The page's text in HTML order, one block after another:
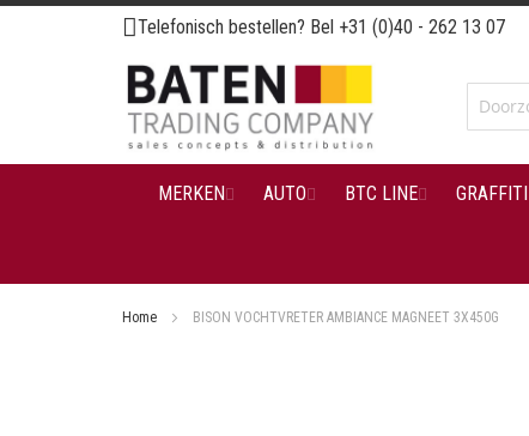
Ga
naar
de
inhoud
Telefonisch bestellen? Bel +31 (0)40 - 262 13 07
MERKEN AUTO BTC LINE GRAFFITI
Home BISON VOCHTVRETER AMBIANCE MAGNEET 3X450G